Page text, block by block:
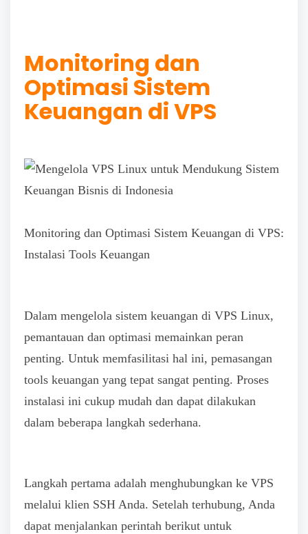
Monitoring dan
Optimasi Sistem
Keuangan di VPS
Monitoring dan Optimasi Sistem Keuangan di VPS:
Instalasi Tools Keuangan
Dalam mengelola sistem keuangan di VPS Linux,
pemantauan dan optimasi memainkan peran
penting. Untuk memfasilitasi hal ini, pemasangan
tools keuangan yang tepat sangat penting. Proses
instalasi ini cukup mudah dan dapat dilakukan
dalam beberapa langkah sederhana.
Langkah pertama adalah menghubungkan ke VPS
melalui klien SSH Anda. Setelah terhubung, Anda
dapat menjalankan perintah berikut untuk